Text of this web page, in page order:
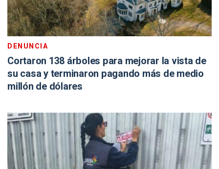
DENUNCIA
Cortaron 138 árboles para mejorar la vista de
su casa y terminaron pagando más de medio
millón de dólares